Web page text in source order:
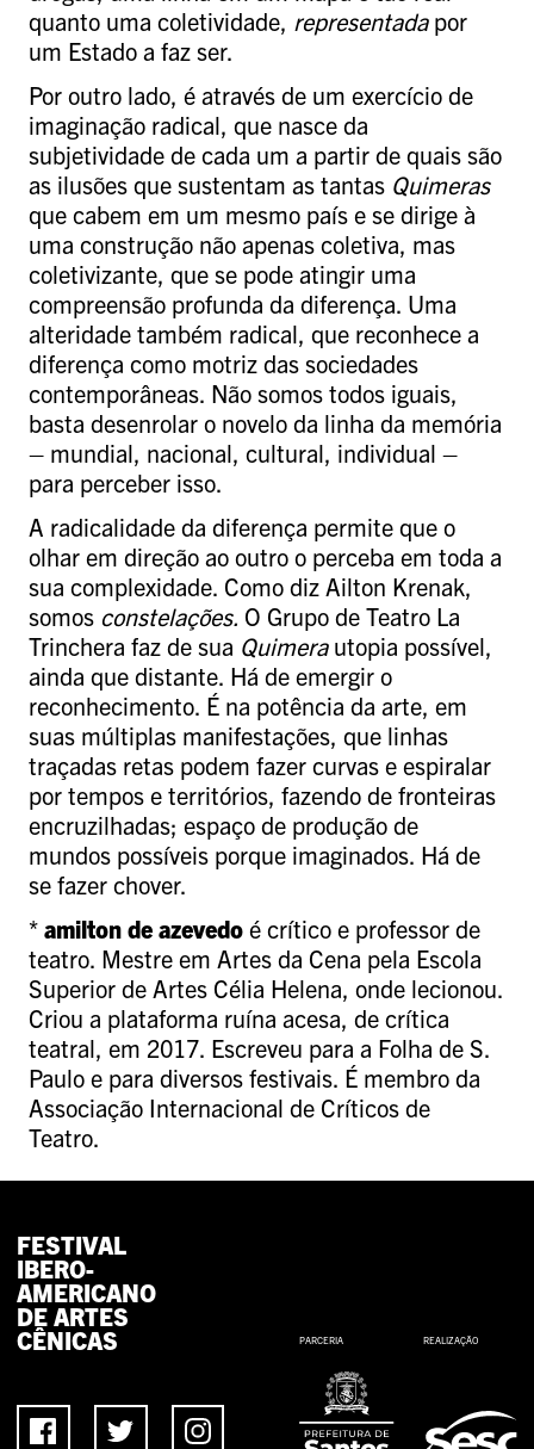
quanto uma coletividade, representada por
um Estado a faz ser.
Por outro lado, é através de um exercício de
imaginação radical, que nasce da
subjetividade de cada um a partir de quais são
as ilusões que sustentam as tantas Quimeras
que cabem em um mesmo país e se dirige à
uma construção não apenas coletiva, mas
coletivizante, que se pode atingir uma
compreensão profunda da diferença. Uma
alteridade também radical, que reconhece a
diferença como motriz das sociedades
contemporâneas. Não somos todos iguais,
basta desenrolar o novelo da linha da memória
– mundial, nacional, cultural, individual –
para perceber isso.
A radicalidade da diferença permite que o
olhar em direção ao outro o perceba em toda a
sua complexidade. Como diz Ailton Krenak,
somos constelações. O Grupo de Teatro La
Trinchera faz de sua Quimera utopia possível,
ainda que distante. Há de emergir o
reconhecimento. É na potência da arte, em
suas múltiplas manifestações, que linhas
traçadas retas podem fazer curvas e espiralar
por tempos e territórios, fazendo de fronteiras
encruzilhadas; espaço de produção de
mundos possíveis porque imaginados. Há de
se fazer chover.
* amilton de azevedo é crítico e professor de
teatro. Mestre em Artes da Cena pela Escola
Superior de Artes Célia Helena, onde lecionou.
Criou a plataforma ruína acesa, de crítica
teatral, em 2017. Escreveu para a Folha de S.
Paulo e para diversos festivais. É membro da
Associação Internacional de Críticos de
Teatro.
FESTIVAL
IBERO-
AMERICANO
DE ARTES
CÊNICAS
PARCERIA REALIZAÇÃO